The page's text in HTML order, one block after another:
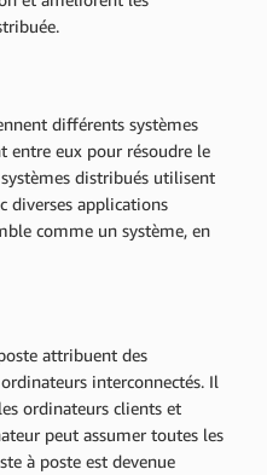
différents systèmes
entre eux pour résoudre le
distribués utilisent
diverses applications
comme un système, en
attribuent des
interconnectés. Il
ordinateurs clients et
peut assumer toutes les
à poste est devenue